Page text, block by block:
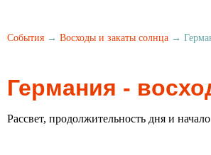
События → Восходы и закаты солнца →
Германия -
Рассвет, продолжительность дня и